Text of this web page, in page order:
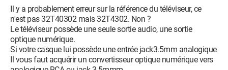
Il y a probablement erreur sur la référence du téléviseur, ce
n'est pas 32T40302 mais 32T4302. Non ?
Le téléviseur possède une seule sortie audio, une sortie
optique numérique.
Si votre casque lui possède une entrée jack3.5mm analogique
Il vous faut acquérir un convertisseur optique numérique vers